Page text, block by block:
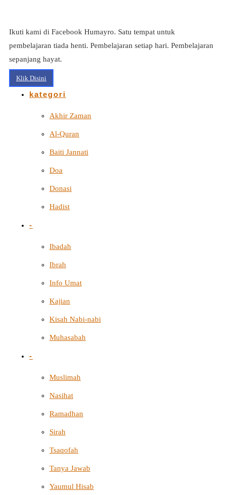
Ikuti kami di Facebook Humayro. Satu tempat untuk
pembelajaran tiada henti. Pembelajaran setiap hari. Pembelajaran
sepanjang hayat.
Klik Disini
kategori
Akhir Zaman
Al-Quran
Baiti Jannati
Doa
Donasi
Hadist
-
Ibadah
Ibrah
Info Umat
Kajian
Kisah Nabi-nabi
Muhasabah
-
Muslimah
Nasihat
Ramadhan
Sirah
Tsaqofah
Tanya Jawab
Yaumul Hisab